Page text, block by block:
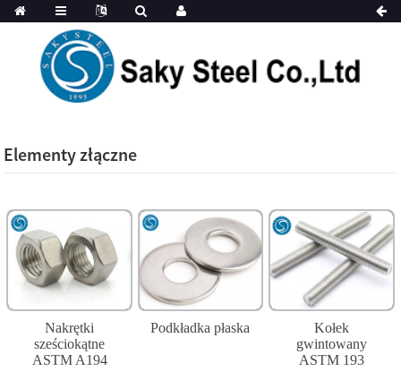
Elementy złączne
Nakrętki
sześciokątne
ASTM A194
Podkładka płaska
Kołek
gwintowany
ASTM 193